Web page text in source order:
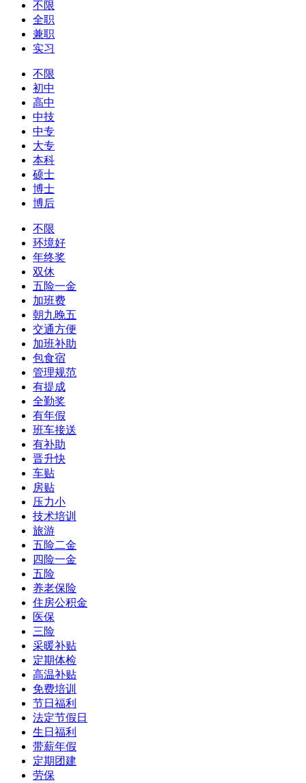
不限
全职
兼职
实习
不限
初中
高中
中技
中专
大专
本科
硕士
博士
博后
不限
环境好
年终奖
双休
五险一金
加班费
朝九晚五
交通方便
加班补助
包食宿
管理规范
有提成
全勤奖
有年假
班车接送
有补助
晋升快
车贴
房贴
压力小
技术培训
旅游
五险二金
四险一金
五险
养老保险
住房公积金
医保
三险
采暖补贴
定期体检
高温补贴
免费培训
节日福利
法定节假日
生日福利
带薪年假
定期团建
劳保